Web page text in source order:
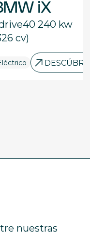
iX
240 kw
cv)
nuestras